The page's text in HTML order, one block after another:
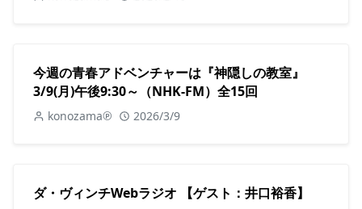
今週の青春アドベンチャーは『神隠しの教室』
3/9(月)午後9:30～（NHK-FM）全15回
konozama℗ 2026/3/9
ダ・ヴィンチWebラジオ 【ゲスト：井口裕香】